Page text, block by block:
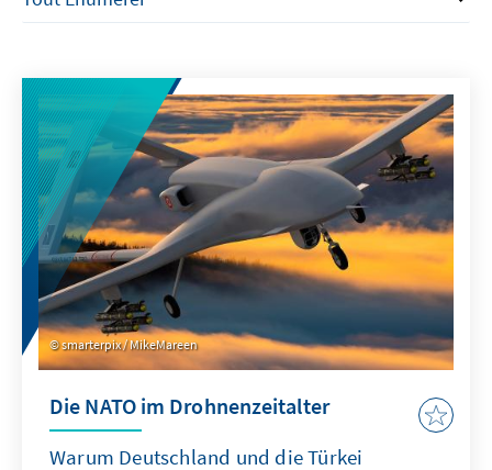
smarterpix / MikeMareen
Die NATO im Drohnenzeitalter
Warum Deutschland und die Türkei